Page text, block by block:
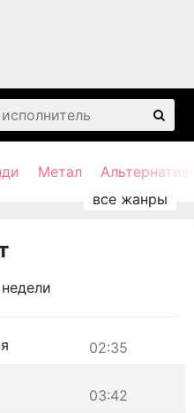
Метал
02:35
03:42